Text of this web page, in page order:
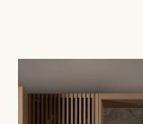
Стул Престон
Textures